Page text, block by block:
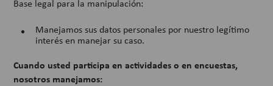
Base legal para la manipulación:
Manejamos sus datos personales por nuestro legítimo
interés en manejar su caso.
Cuando usted participa en actividades o en encuestas,
nosotros manejamos: